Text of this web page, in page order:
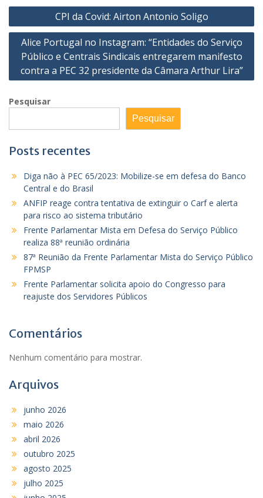
Navegação
de
Post
CPI da Covid: Airton Antonio Soligo
Alice Portugal no Instagram: “Entidades do Serviço
Público e Centrais Sindicais entregarem manifesto
contra a PEC 32 presidente da Câmara Arthur Lira”
Pesquisar
Pesquisar
Posts recentes
Diga não à PEC 65/2023: Mobilize-se em defesa do Banco
Central e do Brasil
ANFIP reage contra tentativa de extinguir o Carf e alerta
para risco ao sistema tributário
Frente Parlamentar Mista em Defesa do Serviço Público
realiza 88ª reunião ordinária
87ª Reunião da Frente Parlamentar Mista do Serviço Público
FPMSP
Frente Parlamentar solicita apoio do Congresso para
reajuste dos Servidores Públicos
Comentários
Nenhum comentário para mostrar.
Arquivos
junho 2026
maio 2026
abril 2026
outubro 2025
agosto 2025
julho 2025